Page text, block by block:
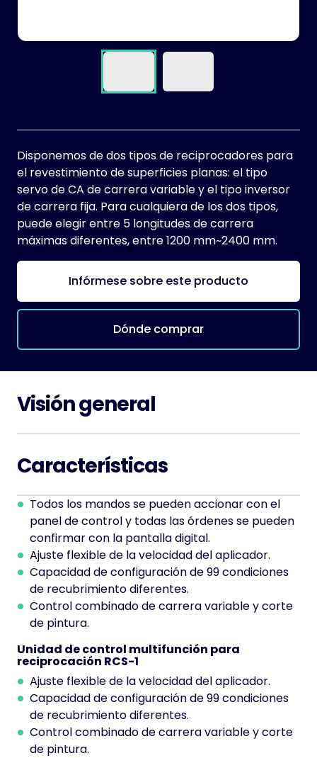
Disponemos de dos tipos de reciprocadores para
el revestimiento de superficies planas: el tipo
servo de CA de carrera variable y el tipo inversor
de carrera fija. Para cualquiera de los dos tipos,
puede elegir entre 5 longitudes de carrera
máximas diferentes, entre 1200 mm~2400 mm.
Infórmese sobre este producto
Dónde comprar
Visión general
Características
Todos los mandos se pueden accionar con el
panel de control y todas las órdenes se pueden
confirmar con la pantalla digital.
Ajuste flexible de la velocidad del aplicador.
Capacidad de configuración de 99 condiciones
de recubrimiento diferentes.
Control combinado de carrera variable y corte
de pintura.
Unidad de control multifunción para
reciprocación RCS-1
Ajuste flexible de la velocidad del aplicador.
Capacidad de configuración de 99 condiciones
de recubrimiento diferentes.
Control combinado de carrera variable y corte
de pintura.